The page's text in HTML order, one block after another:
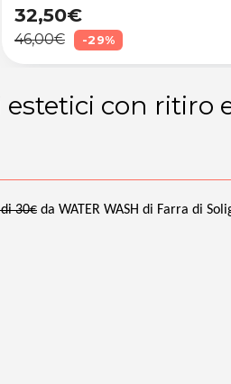
32,50€
46,00€ -29%
con ritiro
30€ da WATER WASH di Farra di